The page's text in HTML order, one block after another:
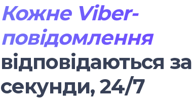
Кожне Viber-
повідомлення
відповідаються за
секунди, 24/7